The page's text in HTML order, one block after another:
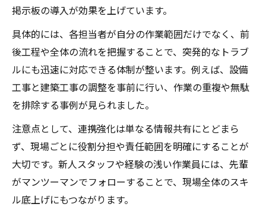
掲示板の導入が効果を上げています。
具体的には、各担当者が自分の作業範囲だけでなく、前
後工程や全体の流れを把握することで、突発的なトラブ
ルにも迅速に対応できる体制が整います。例えば、設備
工事と建築工事の調整を事前に行い、作業の重複や無駄
を排除する事例が見られました。
注意点として、連携強化は単なる情報共有にとどまら
ず、現場ごとに役割分担や責任範囲を明確にすることが
大切です。新人スタッフや経験の浅い作業員には、先輩
がマンツーマンでフォローすることで、現場全体のスキ
ル底上げにもつながります。